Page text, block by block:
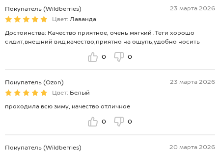
Покупатель (Wildberries)
23 марта 2026
Цвет: Лаванда
Достоинства: Качество приятное, очень мягкий .Теги хорошо
сидит,внешний вид,качество,приятно на ощупь,удобно носить
0 0
Покупатель (Ozon)
23 марта 2026
Цвет: Белый
проходила всю зиму, качество отличное
0 0
Покупатель (Wildberries)
20 марта 2026